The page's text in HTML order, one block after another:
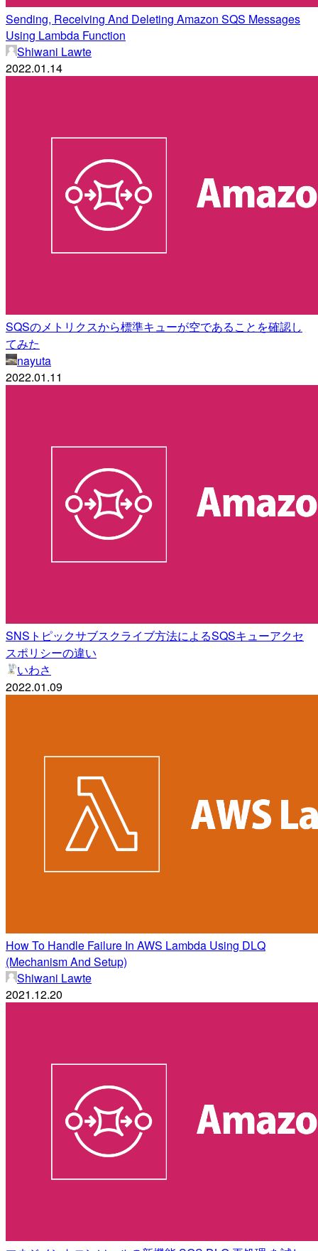
Sending, Receiving And Deleting Amazon SQS Messages
Using Lambda Function
Shiwani Lawte
2022.01.14
SQSのメトリクスから標準キューが空であることを確認し
てみた
nayuta
2022.01.11
SNSトピックサブスクライブ方法によるSQSキューアクセ
スポリシーの違い
いわさ
2022.01.09
How To Handle Failure In AWS Lambda Using DLQ
(Mechanism And Setup)
Shiwani Lawte
2021.12.20